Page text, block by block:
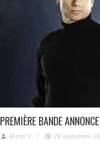
PREMIÈRE BANDE
Mister L. / 29 septembre